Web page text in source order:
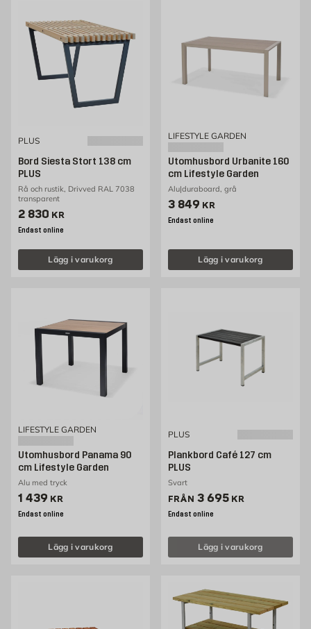
PLUS
Bord Siesta Stort 138 cm
PLUS
Rå och rustik, Drivved RAL 7038
transparent
Pris 2830 kr
2 830 KR
Endast online
Lägg i varukorg
LIFESTYLE GARDEN
Utomhusbord Urbanite 160
cm Lifestyle Garden
Alu|duraboard, grå
Pris 3849 kr
3 849 KR
Endast online
Lägg i varukorg
LIFESTYLE GARDEN
Utomhusbord Panama 90
cm Lifestyle Garden
Alu med tryck
Pris 1439 kr
1 439 KR
Endast online
Lägg i varukorg
PLUS
Plankbord Café 127 cm
PLUS
Svart
FRÅN Pris 3695 kr
3 695 KR
Endast online
Lägg i varukorg